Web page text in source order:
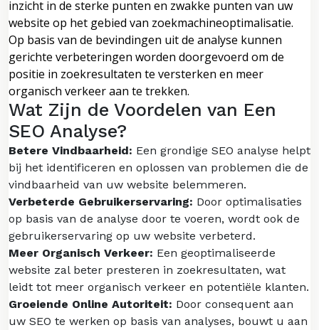
inzicht in de sterke punten en zwakke punten van uw
website op het gebied van zoekmachineoptimalisatie.
Op basis van de bevindingen uit de analyse kunnen
gerichte verbeteringen worden doorgevoerd om de
positie in zoekresultaten te versterken en meer
organisch verkeer aan te trekken.
Wat Zijn de Voordelen van Een
SEO Analyse?
Betere Vindbaarheid: Een grondige SEO analyse helpt
bij het identificeren en oplossen van problemen die de
vindbaarheid van uw website belemmeren.
Verbeterde Gebruikerservaring: Door optimalisaties
op basis van de analyse door te voeren, wordt ook de
gebruikerservaring op uw website verbeterd.
Meer Organisch Verkeer: Een geoptimaliseerde
website zal beter presteren in zoekresultaten, wat
leidt tot meer organisch verkeer en potentiële klanten.
Groeiende Online Autoriteit: Door consequent aan
uw SEO te werken op basis van analyses, bouwt u aan